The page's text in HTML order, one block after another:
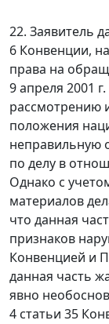
22. Заявитель
6 Конвенции,
права на
9 апреля 2001
рассмотрению
положения
неправильную
по делу в
Однако с
материалов
что данная
признаков
Конвенцией и
данная часть
явно
4 статьи 35